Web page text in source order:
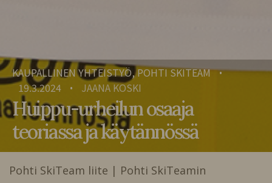
KAUPALLINEN YHTEISTYÖ, POHTI SKITEAM •
19.3.2024 • JAANA KOSKI
Huippu-urheilun osaaja
teoriassa ja käytännössä
Pohti SkiTeam liite | Pohti SkiTeamin